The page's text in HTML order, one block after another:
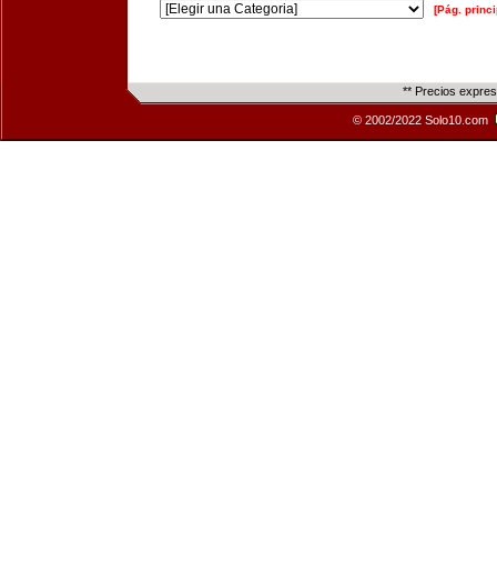
[Pág.
** Precios
© 2002/2022 Solo10.com